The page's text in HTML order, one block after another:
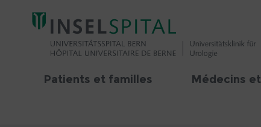
Patients et familles Médecins